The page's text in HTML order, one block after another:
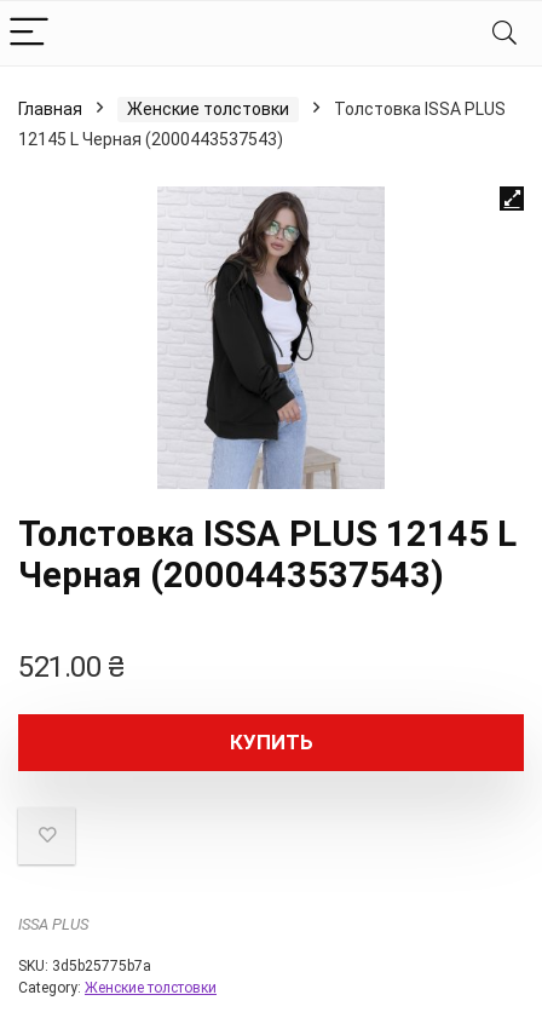
Главная Женские толстовки
Толстовка ISSA PLUS
12145 L Черная (2000443537543)
Толстовка ISSA PLUS 12145 L
Черная (2000443537543)
521.00 ₴
КУПИТЬ
ISSA PLUS
SKU: 3d5b25775b7a
Category: Женские толстовки